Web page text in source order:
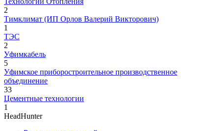
2
Тимклимат (ИП Орлов Валерий Викторович)
1
ТЭС
2
Уфимкабель
5
Уфимское приборостроительное производственное
объединение
33
Цементные технологии
1
HeadHunter